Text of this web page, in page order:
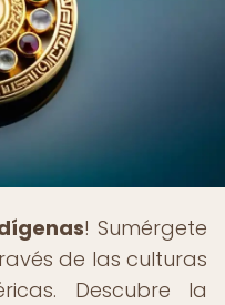
! Sumérgete
de las culturas
Descubre la